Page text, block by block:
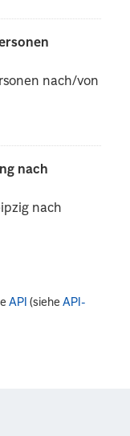
nach/von
nach
nach
API (sieheAPI-